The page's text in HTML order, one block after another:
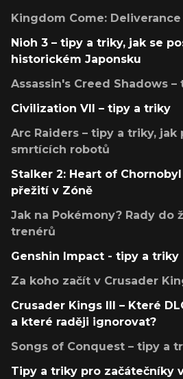
Kingdom Come:
Nioh 3 – tipy a triky, jak se
historickém Japonsku
Assassin's Creed Shadows
Civilization VII – tipy a triky
Arc Raiders – tipy a triky, jak
smrtících robotů
Stalker 2: Heart of
přežití v Zóně
Jak na Pokémony? Rady do
trenérů
Genshin Impact - tipy a triky
Za koho začít v Crusader
Crusader Kings III – Které
a které raději ignorovat?
Songs of Conquest – tipy a
Tipy a triky pro začátečníky